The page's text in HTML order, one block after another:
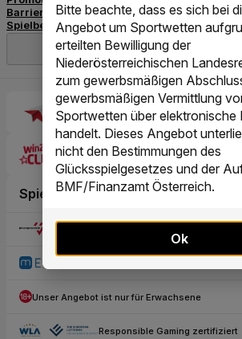
Bitte beachte, dass es sich bei
Angebot um Sportwetten
erteilten Bewilligung der
Niederösterreichischen
zum gewerbsmäßigen
gewerbsmäßigen Vermittlung
Sportwetten über elektronische
handelt. Dieses Angebot
nicht den Bestimmungen des
Glücksspielgesetzes und der
BMF/Finanzamt Österreich.
Ok